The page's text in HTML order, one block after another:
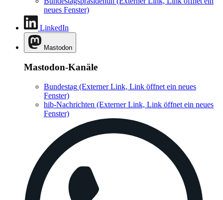
neues Fenster)
LinkedIn
Mastodon
Mastodon-Kanäle
Bundestag (Externer Link, Link öffnet ein neues
Fenster)
hib-Nachrichten (Externer Link, Link öffnet ein neues
Fenster)